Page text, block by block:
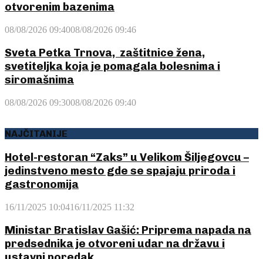
otvorenim bazenima
08/08/2026 09:4008/08/2026 09:46
Sveta Petka Trnova, zaštitnice žena,
svetiteljka koja je pomagala bolesnima i
siromašnima
08/08/2026 09:3008/08/2026 09:40
NAJČITANIJE
Hotel-restoran “Zaks” u Velikom Šiljegovcu –
jedinstveno mesto gde se spajaju priroda i
gastronomija
16/11/2025 10:0416/11/2025 11:32
Ministar Bratislav Gašić: Priprema napada na
predsednika je otvoreni udar na državu i